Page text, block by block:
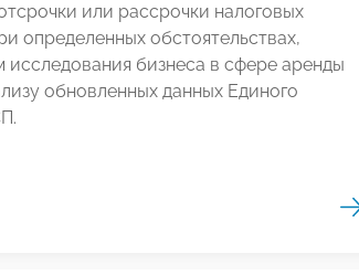
или рассрочки налоговых
определенных обстоятельствах,
исследования бизнеса в сфере аренды
обновленных данных Единого